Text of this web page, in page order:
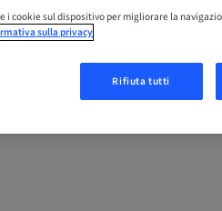
2023 full-
cookie sul dispositivo per migliorare la
sulla privacy
Rifiuta tutti